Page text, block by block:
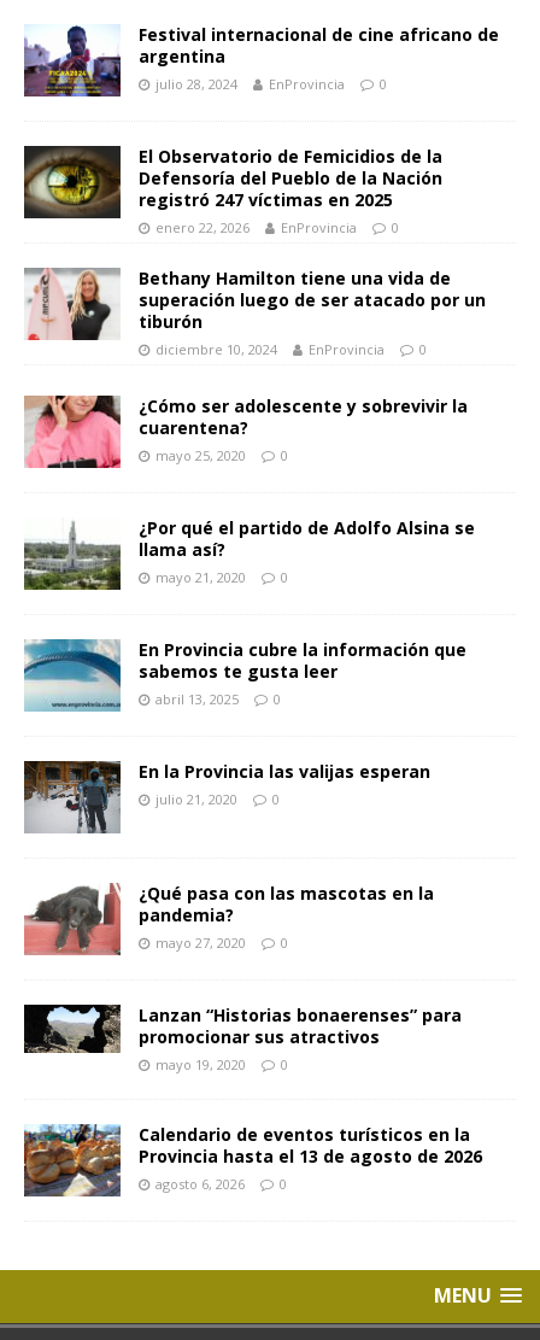
Festival internacional de cine africano de
argentina
julio 28, 2024 EnProvincia 0
El Observatorio de Femicidios de la
Defensoría del Pueblo de la Nación
registró 247 víctimas en 2025
enero 22, 2026 EnProvincia 0
Bethany Hamilton tiene una vida de
superación luego de ser atacado por un
tiburón
diciembre 10, 2024 EnProvincia 0
¿Cómo ser adolescente y sobrevivir la
cuarentena?
mayo 25, 2020 0
¿Por qué el partido de Adolfo Alsina se
llama así?
mayo 21, 2020 0
En Provincia cubre la información que
sabemos te gusta leer
abril 13, 2025 0
En la Provincia las valijas esperan
julio 21, 2020 0
¿Qué pasa con las mascotas en la
pandemia?
mayo 27, 2020 0
Lanzan “Historias bonaerenses” para
promocionar sus atractivos
mayo 19, 2020 0
Calendario de eventos turísticos en la
Provincia hasta el 13 de agosto de 2026
agosto 6, 2026 0
MENU